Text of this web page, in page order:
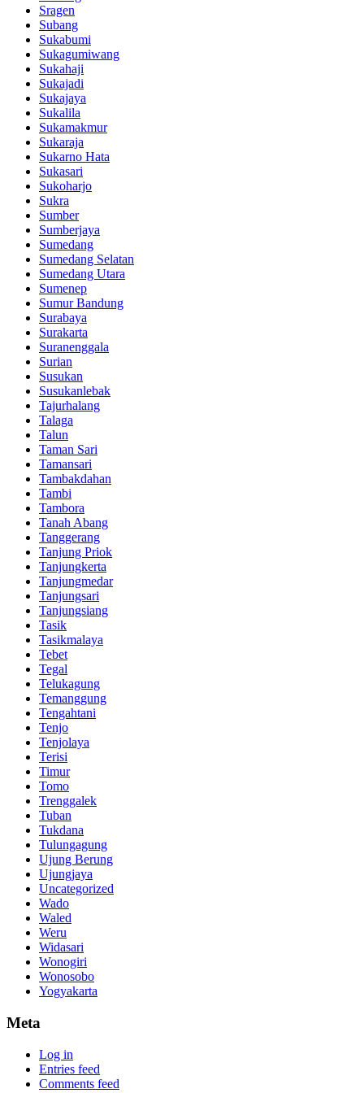
Sragen
Subang
Sukabumi
Sukagumiwang
Sukahaji
Sukajadi
Sukajaya
Sukalila
Sukamakmur
Sukaraja
Sukarno Hata
Sukasari
Sukoharjo
Sukra
Sumber
Sumberjaya
Sumedang
Sumedang Selatan
Sumedang Utara
Sumenep
Sumur Bandung
Surabaya
Surakarta
Suranenggala
Surian
Susukan
Susukanlebak
Tajurhalang
Talaga
Talun
Taman Sari
Tamansari
Tambakdahan
Tambi
Tambora
Tanah Abang
Tanggerang
Tanjung Priok
Tanjungkerta
Tanjungmedar
Tanjungsari
Tanjungsiang
Tasik
Tasikmalaya
Tebet
Tegal
Telukagung
Temanggung
Tengahtani
Tenjo
Tenjolaya
Terisi
Timur
Tomo
Trenggalek
Tuban
Tukdana
Tulungagung
Ujung Berung
Ujungjaya
Uncategorized
Wado
Waled
Weru
Widasari
Wonogiri
Wonosobo
Yogyakarta
Meta
Log in
Entries feed
Comments feed